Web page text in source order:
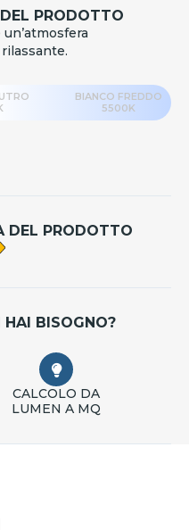
PRODOTTO
BIANCO FREDDO
5500K
DEL PRODOTTO
HAI BISOGNO?
CALCOLO DA
LUMEN A MQ